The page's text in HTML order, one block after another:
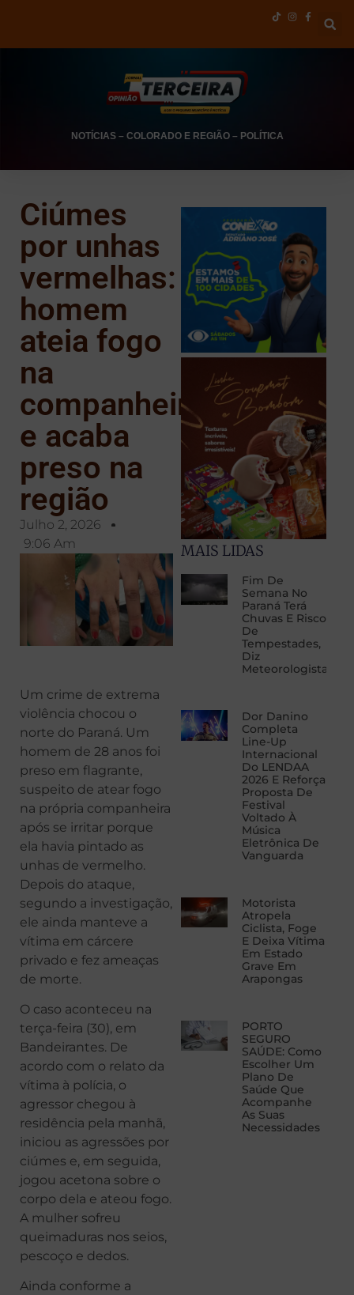
NOTÍCIAS– COLORADO E REGIÃO– POLÍTICA
Ciúmes
por unhas
vermelhas:
homem
ateia fogo
na
companheira
e acaba
preso na
região
Julho 2, 2026
9:06 Am
Um crime de extrema
violência chocou o
norte do Paraná. Um
homem de 28 anos foi
preso em flagrante,
suspeito de atear fogo
na própria companheira
após se irritar porque
ela havia pintado as
unhas de vermelho.
Depois do ataque,
segundo a investigação,
ele ainda manteve a
vítima em cárcere
privado e fez ameaças
de morte.
O caso aconteceu na
terça-feira (30), em
Bandeirantes. De
acordo com o relato da
vítima à polícia, o
agressor chegou à
residência pela manhã,
iniciou as agressões por
ciúmes e, em seguida,
jogou acetona sobre o
corpo dela e ateou fogo.
A mulher sofreu
queimaduras nos seios,
pescoço e dedos.
Ainda conforme a
MAIS LIDAS
Fim De
Semana No
Paraná Terá
Chuvas E Risco
De
Tempestades,
Diz
Meteorologista
Dor Danino
Completa
Line-Up
Internacional
Do LENDAA
2026 E Reforça
Proposta De
Festival
Voltado À
Música
Eletrônica De
Vanguarda
Motorista
Atropela
Ciclista, Foge
E Deixa Vítima
Em Estado
Grave Em
Arapongas
PORTO
SEGURO
SAÚDE: Como
Escolher Um
Plano De
Saúde Que
Acompanhe
As Suas
Necessidades